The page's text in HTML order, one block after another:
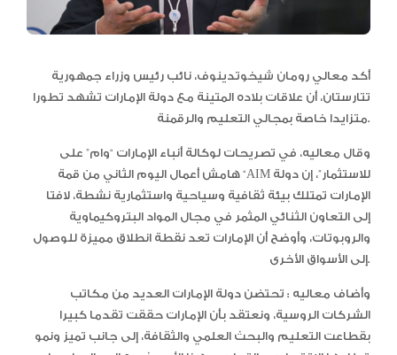
أكد معالي رومان شيخوتدينوف، نائب رئيس وزراء جمهورية
تتارستان، أن علاقات بلاده المتينة مع دولة الإمارات تشهد تطورا
متزايدا خاصة بمجالي التعليم والرقمنة.
وقال معاليه، في تصريحات لوكالة أنباء الإمارات “وام” على
هامش أعمال اليوم الثاني من قمة “AIM للاستثمار”، إن دولة
الإمارات تمتلك بيئة ثقافية وسياحية واستثمارية نشطة، لافتا
إلى التعاون الثنائي المثمر في مجال المواد البتروكيماوية
والروبوتات، وأوضح أن الإمارات تعد نقطة انطلاق مميزة للوصول
إلى الأسواق الأخرى.
وأضاف معاليه : تحتضن دولة الإمارات العديد من مكاتب
الشركات الروسية، ونعتقد بأن الإمارات حققت تقدما كبيرا
بقطاعت التعليم والبحث العلمي والثقافة، إلى جانب تميز ونمو